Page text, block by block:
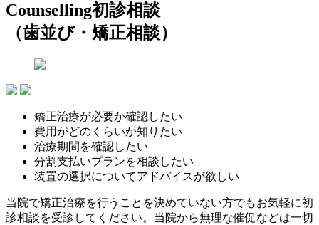
Counselling初診相談
（歯並び・矯正相談）
矯正治療が必要か確認したい
費用がどのくらいか知りたい
治療期間を確認したい
分割支払いプランを相談したい
装置の選択についてアドバイスが欲しい
当院で矯正治療を行うことを決めていない方でもお気軽に初
診相談を受診してください。当院から無理な催促などは一切